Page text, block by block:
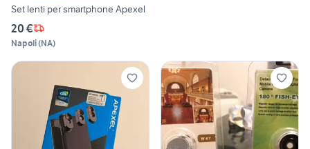
Set lenti per smartphone Apexel
20 €
Napoli(NA)